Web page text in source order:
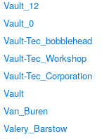
Vault_12
Vault_0
Vault-Tec_bobblehead
Vault-Tec_Workshop
Vault-Tec_Corporation
Vault
Van_Buren
Valery_Barstow